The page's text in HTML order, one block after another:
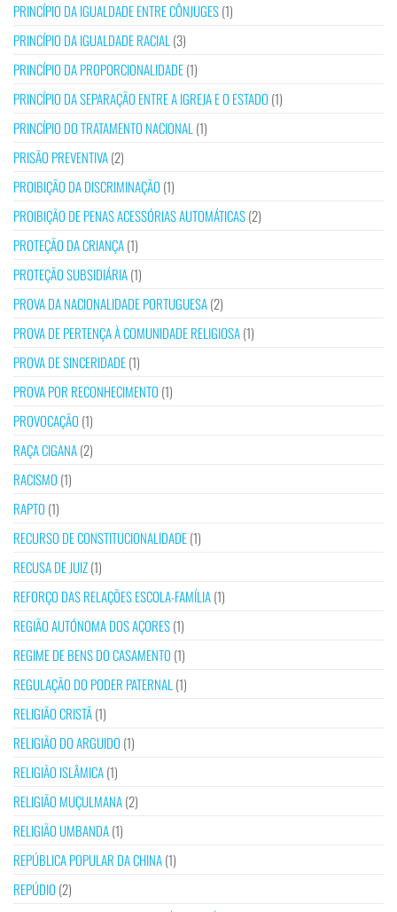
PRINCÍPIO DA IGUALDADE ENTRE CÔNJUGES(1)
PRINCÍPIO DA IGUALDADE RACIAL (3)
PRINCÍPIO DA PROPORCIONALIDADE(1)
PRINCÍPIO DA SEPARAÇÃO ENTRE A IGREJA E O ESTADO (1)
PRINCÍPIO DO TRATAMENTO NACIONAL (1)
PRISÃO PREVENTIVA(2)
PROIBIÇÃO DA DISCRIMINAÇÃO (1)
PROIBIÇÃO DE PENAS ACESSÓRIAS AUTOMÁTICAS(2)
PROTEÇÃO DA CRIANÇA(1)
PROTEÇÃO SUBSIDIÁRIA(1)
PROVA DA NACIONALIDADE PORTUGUESA(2)
PROVA DE PERTENÇA À COMUNIDADE RELIGIOSA(1)
PROVA DE SINCERIDADE(1)
PROVA POR RECONHECIMENTO (1)
PROVOCAÇÃO (1)
RAÇA CIGANA(2)
RACISMO (1)
RAPTO (1)
RECURSO DE CONSTITUCIONALIDADE(1)
RECUSA DE JUIZ(1)
REFORÇO DAS RELAÇÕES ESCOLA-FAMÍLIA(1)
REGIÃO AUTÓNOMA DOS AÇORES(1)
REGIME DE BENS DO CASAMENTO (1)
REGULAÇÃO DO PODER PATERNAL (1)
RELIGIÃO CRISTÃ(1)
RELIGIÃO DO ARGUIDO (1)
RELIGIÃO ISLÂMICA(1)
RELIGIÃO MUÇULMANA(2)
RELIGIÃO UMBANDA(1)
REPÚBLICA POPULAR DA CHINA(1)
REPÚDIO (2)